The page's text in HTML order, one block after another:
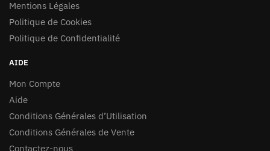
Mentions Légales
Politique de Cookies
Politique de Confidentialité
AIDE
Mon Compte
Aide
Conditions Générales d’Utilisation
Conditions Générales de Vente
Contactez-nous